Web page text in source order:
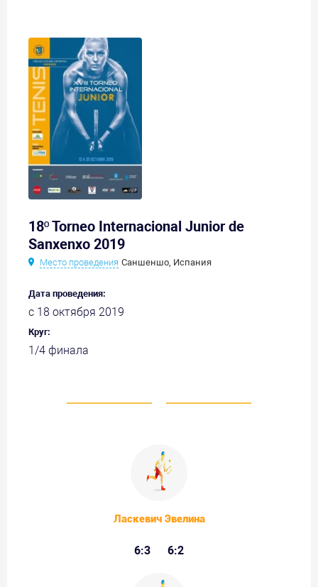
18º Torneo Internacional Junior de
Sanxenxo 2019
Место проведения Саншеншо, Испания
Дата проведения:
с 18 октября 2019
Круг:
1/4 финала
Ласкевич Эвелина
6:3 6:2